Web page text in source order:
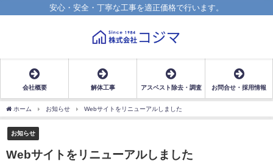
安心・安全・丁寧な工事を適正価格で行います。
会社概要 解体工事 アスベスト除去・調査 お問合せ・採用情報
ホーム お知らせ Webサイトをリニューアルしました
お知らせ
Webサイトをリニューアルしました